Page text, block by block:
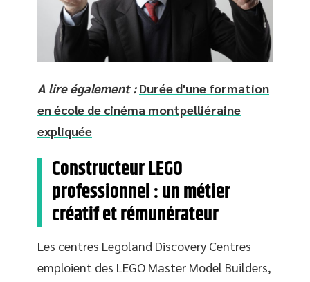
A lire également : Durée d'une formation
en école de cinéma montpelliéraine
expliquée
Constructeur LEGO
professionnel : un métier
créatif et rémunérateur
Les centres Legoland Discovery Centres
emploient des LEGO Master Model Builders,